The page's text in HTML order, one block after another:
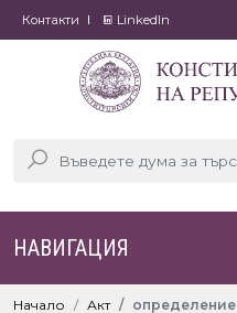
Контакти LinkedIn
НАВИГАЦИЯ
Начало Акт определение